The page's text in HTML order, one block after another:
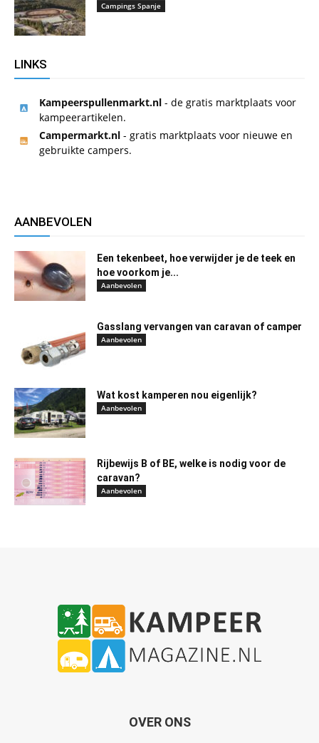
Campings Spanje
LINKS
Kampeerspullenmarkt.nl - de gratis marktplaats voor
kampeerartikelen.
Campermarkt.nl - gratis marktplaats voor nieuwe en
gebruikte campers.
AANBEVOLEN
Een tekenbeet, hoe verwijder je de teek en
hoe voorkom je...
Aanbevolen
Gasslang vervangen van caravan of camper
Aanbevolen
Wat kost kamperen nou eigenlijk?
Aanbevolen
Rijbewijs B of BE, welke is nodig voor de
caravan?
Aanbevolen
OVER ONS